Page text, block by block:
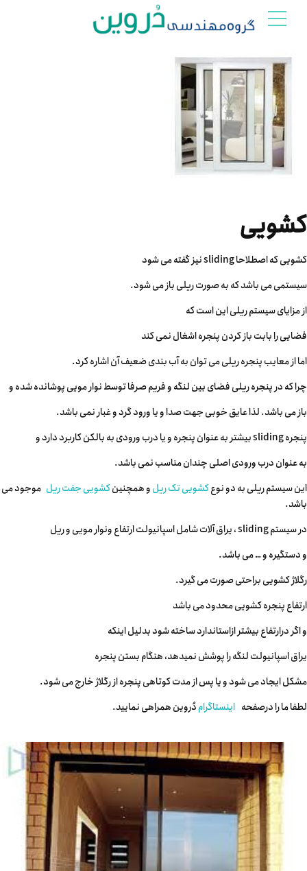
کشویی
کشویی که اصطلاحا sliding نیز گفته می شود
سیستمی می باشد که به صورت ریلی باز می شود.
از مزایای سیستم ریلی این است که
فضایی را بابت باز کردن پنجره اشغال نمی کند
اما از معایب پنجره ریلی می توان به آب بندی ضعیف آن اشاره کرد.
چرا که در پنجره ریلی فضای بین لنگه و فریم صرفا توسط نوار مویی پوشانده شده و
باز می باشد. لذا عایق خوبی جهت صدا و یا ورود گرد و غبار نمی باشد.
پنجره sliding بیشتر به عنوان پنجره و یا درب ورودی به بالکن کاربرد دارد و
به عنوان درب ورودی اصلی چندان مناسب نمی باشد.
این سیستم ریلی به دو نوعکشویی تک ریلو همچنینکشویی جفت ریل موجود می
باشد.
در سیستم sliding ، یراق آلات شامل اسپانیولت ارتفاع ونوار مویی و ریل
و دستگیره و … می باشد.
رگلاژ کشویی براحتی صورت می گیرد.
ارتفاع پنجره کشویی محدود می باشد
و اگر درارتفاع بیشتر ازاستاندارد ساخته شود بدلیل اینکه
یراق اسپانیولت لنگه را پوشش نمیدهد، هنگام بستن پنجره
مشکل ایجاد می شود و یا پس از مدت کوتاهی پنجره از رگلاژ خارج می شود.
لطفا ما را درصفحه اینستاگرامدُروین همراهی نمایید.